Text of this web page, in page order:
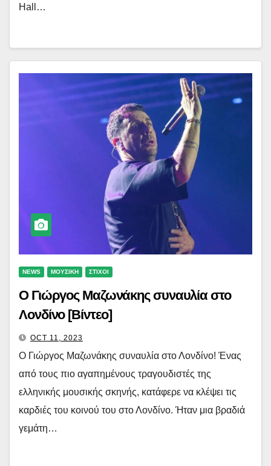
Hall…
NEWS ΜΟΥΣΙΚΗ ΣΤΙΧΟΙ
Ο Γιώργος Μαζωνάκης συναυλία στο
Λονδίνο [Βίντεο]
OCT 11, 2023
Ο Γιώργος Μαζωνάκης συναυλία στο Λονδίνο! Ένας
από τους πιο αγαπημένους τραγουδιστές της
ελληνικής μουσικής σκηνής, κατάφερε να κλέψει τις
καρδιές του κοινού του στο Λονδίνο. Ήταν μια βραδιά
γεμάτη…